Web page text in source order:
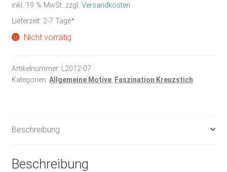
inkl. 19 % MwSt. zzgl. Versandkosten
Lieferzeit: 2-7 Tage*
Nicht vorrätig
Artikelnummer:
L2012-07
Kategorien: Allgemeine Motive, Faszination Kreuzstich
Beschreibung
Beschreibung